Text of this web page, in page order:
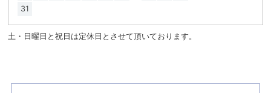
31
土・日曜日と祝日は定休日とさせて頂いております。